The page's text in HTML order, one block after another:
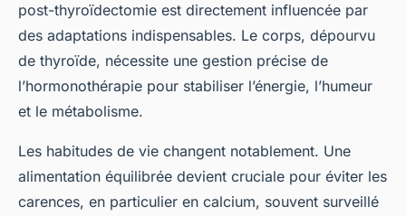
post-thyroïdectomie est directement influencée par
des adaptations indispensables. Le corps, dépourvu
de thyroïde, nécessite une gestion précise de
l’hormonothérapie pour stabiliser l’énergie, l’humeur
et le métabolisme.
Les habitudes de vie changent notablement. Une
alimentation équilibrée devient cruciale pour éviter les
carences, en particulier en calcium, souvent surveillé